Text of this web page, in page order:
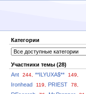
Категории
Участники темы (28)
Ant
244, **ILYUXA$** 149,
Ironhead 119, PRIEST 78,